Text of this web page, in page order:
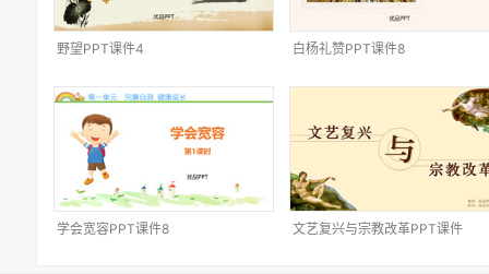
野望PPT课件4 白杨礼赞PPT课件8
学会宽容PPT课件8 文艺复兴与宗教改革PPT课件